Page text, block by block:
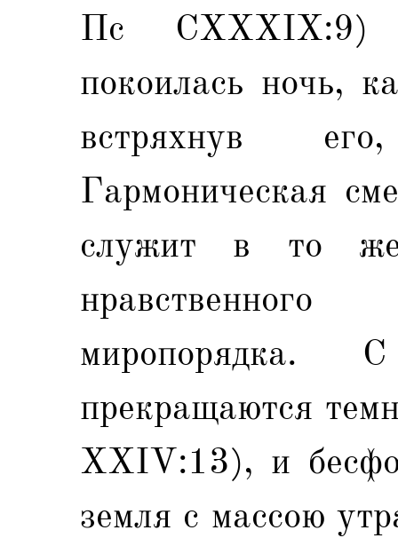
Пс CXXXIX:9)
покоилась ночь,
встряхнув
Гармоническая
служит в то
миропорядка.
прекращаются
XXIV:13), и
земля с массою